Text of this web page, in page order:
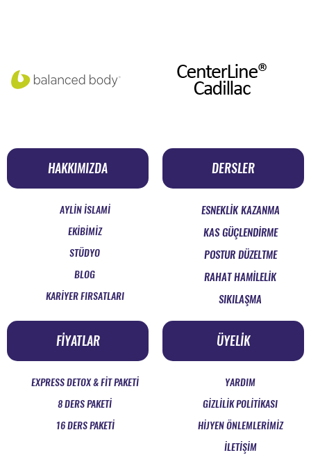
HAKKIMIZDA
AYLİN İSLAMİ
EKİBİMİZ
STÜDYO
BLOG
KARİYER FIRSATLARI
DERSLER
ESNEKLİK KAZANMA
KAS GÜÇLENDİRME
POSTUR DÜZELTME
RAHAT HAMİLELİK
SIKILAŞMA
FİYATLAR
EXPRESS DETOX & FIT PAKETI
8 DERS PAKETİ
16 DERS PAKETİ
ÜYELİK
YARDIM
GİZLİLİK POLİTİKASI
HİJYEN ÖNLEMLERİMİZ
İLETİŞİM